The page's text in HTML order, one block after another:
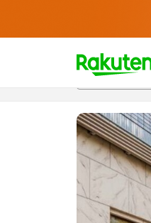
t
p
a
g
e
_
개요객실 & 숙박